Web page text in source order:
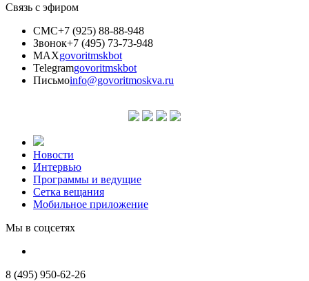
Связь с эфиром
СМС+7 (925) 88-88-948
Звонок+7 (495) 73-73-948
MAXgovoritmskbot
Telegramgovoritmskbot
Письмоinfo@govoritmoskva.ru
Новости
Интервью
Программы и ведущие
Сетка вещания
Мобильное приложение
Мы в соцсетях
8 (495) 950-62-26